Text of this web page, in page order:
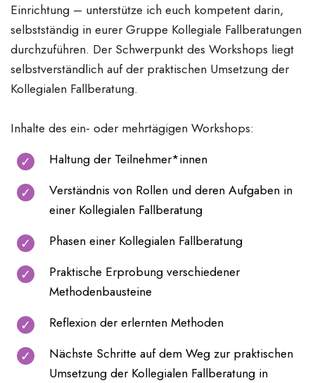
Einrichtung – unterstütze ich euch kompetent darin,
selbstständig in eurer Gruppe Kollegiale Fallberatungen
durchzuführen. Der Schwerpunkt des Workshops liegt
selbstverständlich auf der praktischen Umsetzung der
Kollegialen Fallberatung.
Inhalte des ein- oder mehrtägigen Workshops:
Haltung der Teilnehmer*innen
Verständnis von Rollen und deren Aufgaben in
einer Kollegialen Fallberatung
Phasen einer Kollegialen Fallberatung
Praktische Erprobung verschiedener
Methodenbausteine
Reflexion der erlernten Methoden
Nächste Schritte auf dem Weg zur praktischen
Umsetzung der Kollegialen Fallberatung in